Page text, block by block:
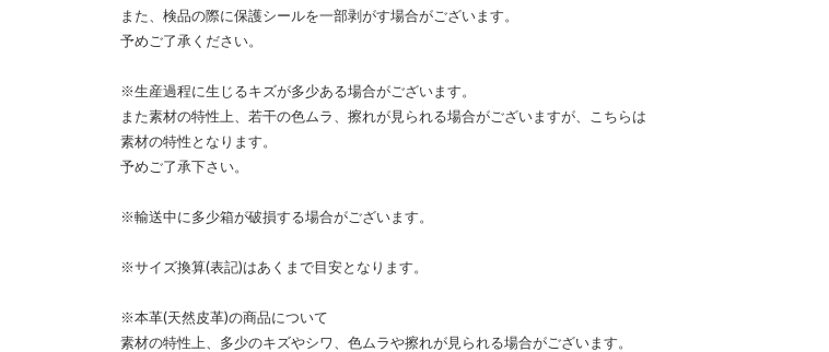
また、検品の際に保護シールを一部剥がす場合がございます。
予めご了承ください。
※生産過程に生じるキズが多少ある場合がございます。
また素材の特性上、若干の色ムラ、擦れが見られる場合がございますが、こちらは
素材の特性となります。
予めご了承下さい。
※輸送中に多少箱が破損する場合がございます。
※サイズ換算(表記)はあくまで目安となります。
※本革(天然皮革)の商品について
素材の特性上、多少のキズやシワ、色ムラや擦れが見られる場合がございます。